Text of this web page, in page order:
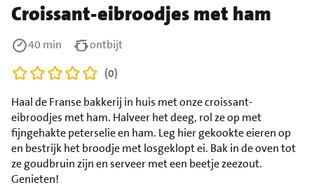
Croissant-eibroodjes met ham
Haal de Franse bakkerij in huis met onze croissant-
eibroodjes met ham. Halveer het deeg, rol ze op met
fijngehakte peterselie en ham. Leg hier gekookte eieren op
en bestrijk het broodje met losgeklopt ei. Bak in de oven tot
ze goudbruin zijn en serveer met een beetje zeezout.
Genieten!
40 min
ontbijt
(0)